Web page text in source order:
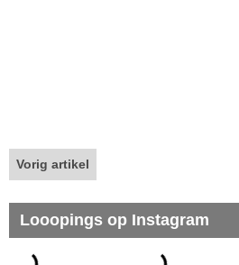
Vorig artikel
Looopings op Instagram